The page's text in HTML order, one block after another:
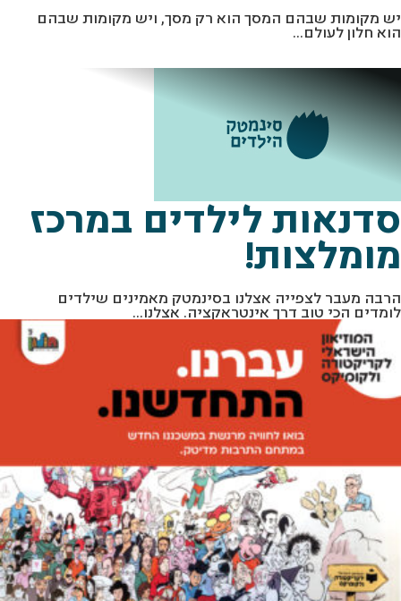
יש מקומות שבהם המסך הוא רק מסך, ויש מקומות שבהם
הוא חלון לעולם...
סדנאות לילדים במרכז
מומלצות!
הרבה מעבר לצפייה אצלנו בסינמטק מאמינים שילדים
לומדים הכי טוב דרך אינטראקציה. אצלנו...